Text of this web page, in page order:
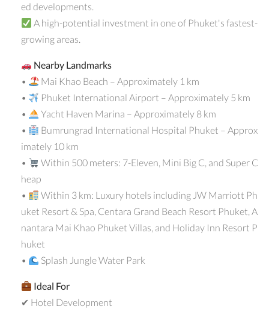
ed developments.
A high-potential investment in one of Phuket's fastest-
growing areas.
Nearby Landmarks
•
Mai Khao Beach – Approximately 1 km
•
Phuket International Airport – Approximately 5 km
•
Yacht Haven Marina – Approximately 8 km
•
Bumrungrad International Hospital Phuket – Approx
imately 10 km
•
Within 500 meters: 7-Eleven, Mini Big C, and Super C
heap
•
Within 3 km: Luxury hotels including JW Marriott Ph
uket Resort & Spa, Centara Grand Beach Resort Phuket, A
nantara Mai Khao Phuket Villas, and Holiday Inn Resort P
huket
•
Splash Jungle Water Park
Ideal For
✔ Hotel Development